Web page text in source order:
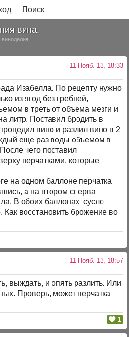
Поиск
вина.
виноделия
11 Нояб. 13, 18:33
Изабелла. По рецепту нужно
из ягод без гребней,
в треть от объема мезги и
литр. Поставил бродить в
вино и разлил вино в 2
еще раз воды объемом в
чего поставил
перчатками, которые
на одном баллоне перчатка
а на втором сперва
В обоих баллонах сусло
Как восстановить брожение во
11 Нояб. 13, 18:57
выждать, и опять разлить. Или
Проверь, может перчатка
1